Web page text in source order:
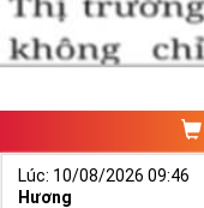
Lúc: 10/08/2026 09:46
Hương